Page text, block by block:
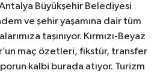
Büyükşehir Belediyesi
ve şehir yaşamına dair tüm
taşınıyor. Kırmızı-Beyaz
maç özetleri, fikstür, transfer
kalbi burada atıyor. Turizm